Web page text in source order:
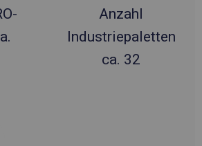
Anzahl
Industriepaletten
ca. 32